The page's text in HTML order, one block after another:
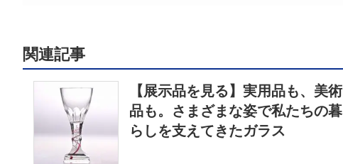
関連記事
【展示品を見る】実用品も、美術
品も。さまざまな姿で私たちの暮
らしを支えてきたガラス